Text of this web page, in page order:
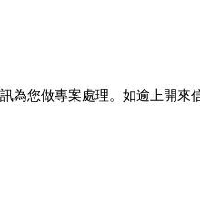
為您做專案處理。如逾上開